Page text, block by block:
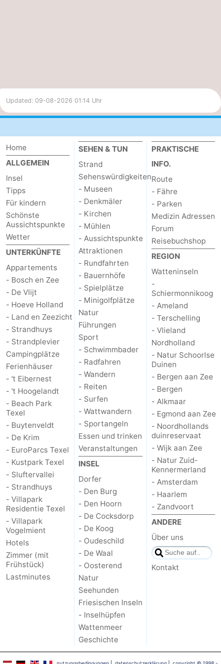
Updated: 09-08-2026 01:14 Uhr
Home
ALLGEMEIN
Insel
Tipps
Für kindern
Schönste
Aussichtspunkte
Wetter
UNTERKÜNFTE
Appartements
- Bosch en Zee
- De Vlijt
- Hoeve Holland
- Land en Zeezicht
- Strandhuys
- Strandplevier
Campingplätze
Ferienhäuser
- 't Eibernest
- 't Hoogelandt
- Beach Park
Texel
- Buytenveldt
- De Krim
- EuroParcs Texel
- Kustpark Texel
- Sluftervallei
- Strandhuys
- Villapark
Residentie Texel
- Villapark
Vogelmient
Hotels
Zimmer (mit
Frühstück)
Lastminutes
SEHEN & TUN
Strand
Sehenswürdigkeiten
- Museen
- Denkmäler
- Kirchen
- Mühlen
- Aussichtspunkte
Attraktionen
- Rundfahrten
- Bauernhöfe
- Spielplätze
- Minigolfplätze
Natur
Führungen
Sport
- Schwimmbader
- Radfahren
- Wandern
- Reiten
- Surfen
- Wattwandern
- Sportangeln
Essen und trinken
Veranstaltungen
INSEL
Dorfer
- Den Burg
- Den Hoorn
- De Cocksdorp
- De Koog
- Oudeschild
- De Waal
- Oosterend
Natur
Seehunden
Friesischen Inseln
- Inselhüpfen
Wattenmeer
Geschichte
PRAKTISCHE
INFO.
Route
- Fähre
- Parken
Medizin Adressen
Forum
Reisebuchshop
REGION
Watteninseln
-
Schiermonnikoog
- Ameland
- Terschelling
- Vlieland
Nordholland
- Natur Schoorlse
Duinen
- Bergen aan Zee
- Bergen
- Alkmaar
- Egmond aan Zee
- Noordhollands
duinreservaat
- Wijk aan Zee
- Natur Zuid-
Kennermerland
- Amsterdam
- Haarlem
- Zandvoort
ANDERE
Über uns
Kontakt